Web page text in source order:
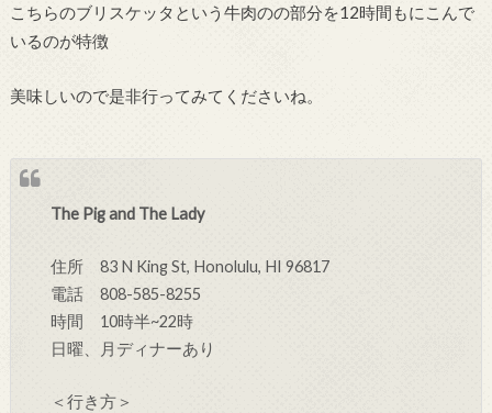
こちらのブリスケッタという牛肉のの部分を12時間もにこんで
いるのが特徴
美味しいので是非行ってみてくださいね。
The Pig and The Lady
住所83 N King St, Honolulu, HI 96817
電話 808-585-8255
時間 10時半~22時
日曜、月ディナーあり
＜行き方＞